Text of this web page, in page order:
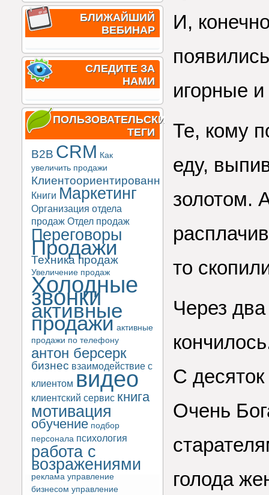
БЛИЖАЙШИЙ
ВЕБИНАР
СЛЕДИТЕ ЗА
НАМИ
ПОЛЬЗОВАТЕЛЬСКИЕ
ТЕГИ
B2B CRM Как
увеличить продажи
Клиентоориентированность
Книги Маркетинг
Организация отдела
продаж Отдел продаж
Переговоры
Продажи
Техника продаж
Увеличение продаж
Холодные
звонки
активные
продажи активные
продажи по телефону
антон берсерк
бизнес взаимодействие с
клиентом видео
клиентский сервис книга
мотивация
обучение подбор
персонала психология
работа с
возражениями
реклама управление
бизнесом управление
И,
игорные
Те, кому
еду,
золотом.
то
Через
С
Очень
голода